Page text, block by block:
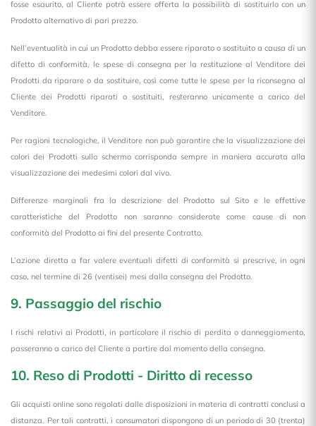
fosse esaurito, al Cliente potrà essere offerta la possibilità di sostituirlo con un
Prodotto alternativo di pari prezzo.
Nell’eventualità in cui un Prodotto debba essere riparato o sostituito a causa di un
difetto di conformità, le spese di consegna per la restituzione al Venditore dei
Prodotti da riparare o da sostituire, così come tutte le spese per la riconsegna al
Cliente dei Prodotti riparati o sostituiti, resteranno unicamente a carico del
Venditore.
Per ragioni tecnologiche, il Venditore non può garantire che la visualizzazione dei
colori dei Prodotti sullo schermo corrisponda sempre in maniera accurata alla
visualizzazione dei medesimi colori dal vivo.
Differenze marginali fra la descrizione del Prodotto sul Sito e le effettive
caratteristiche del Prodotto non saranno considerate come cause di non
conformità del Prodotto ai fini del presente Contratto.
L’azione diretta a far valere eventuali difetti di conformità si prescrive, in ogni
caso, nel termine di 26 (ventisei) mesi dalla consegna del Prodotto.
9. Passaggio del rischio
I rischi relativi ai Prodotti, in particolare il rischio di perdita o danneggiamento,
passeranno a carico del Cliente a partire dal momento della consegna.
10. Reso di Prodotti - Diritto di recesso
Gli acquisti online sono regolati dalle disposizioni in materia di contratti conclusi a
distanza. Per tali contratti, i consumatori dispongono di un periodo di 30 (trenta)